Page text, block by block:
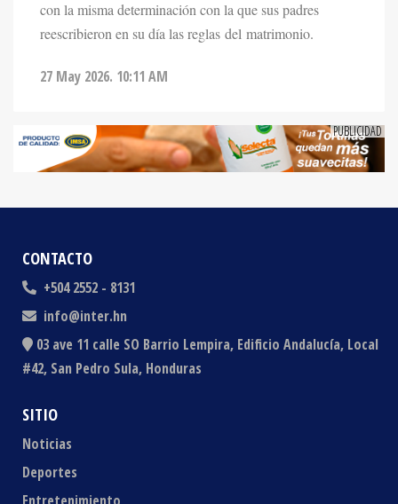
reescribieron en su día las reglas del matrimonio.
CONTACTO
+504 2552 - 8131
info@inter.hn
03 ave 11 calle SO Barrio Lempira, Edificio Andalucía, Local
#42, San Pedro Sula, Honduras
SITIO
Noticias
Deportes